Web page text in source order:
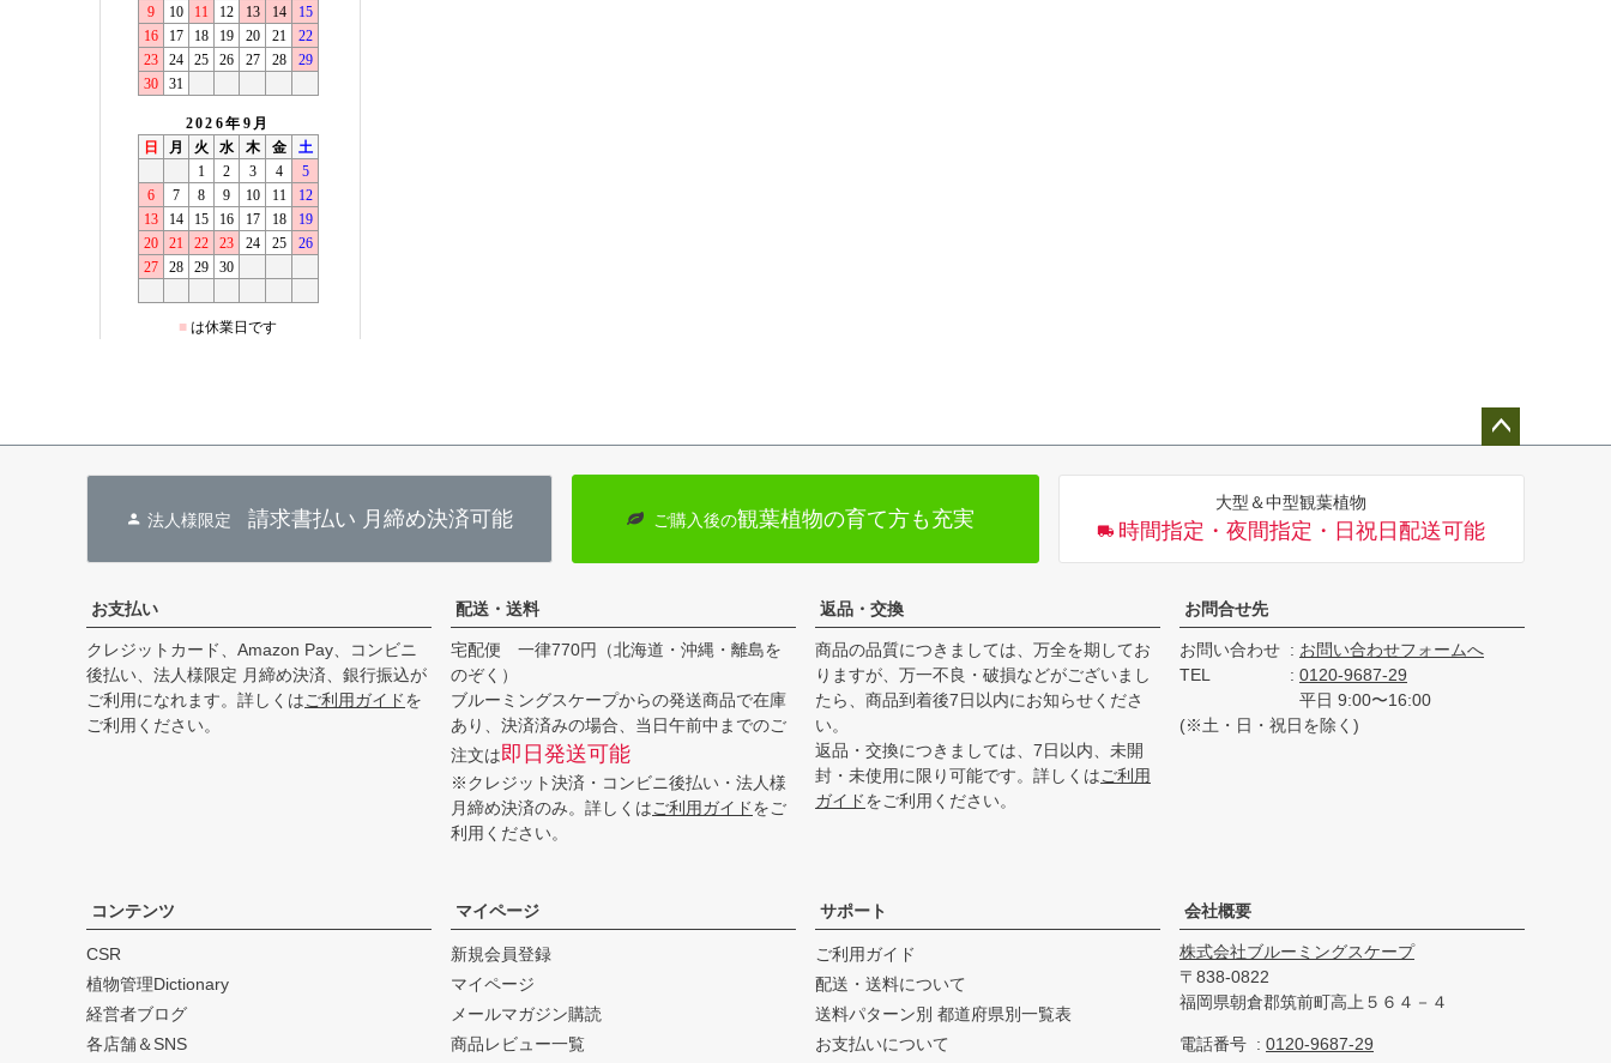
へ
法人様限定請求書払い 月締め決済可能 ご購入後の観葉植物の育て方も充実
大型＆中型観葉植物
時間指定・夜間指定・日祝日配送可能
お支払い
クレジットカード、Amazon Pay、コンビニ
後払い、法人様限定 月締め決済、銀行振込が
ご利用になれます。詳しくはご利用ガイドを
ご利用ください。
配送・送料
宅配便 一律770円（北海道・沖縄・離島を
のぞく）
ブルーミングスケープからの発送商品で在庫
あり、決済済みの場合、当日午前中までのご
注文は即日発送可能
※クレジット決済・コンビニ後払い・法人様
月締め決済のみ。詳しくはご利用ガイドをご
利用ください。
返品・交換
商品の品質につきましては、万全を期してお
りますが、万一不良・破損などがございまし
たら、商品到着後7日以内にお知らせくださ
い。
返品・交換につきましては、7日以内、未開
封・未使用に限り可能です。詳しくはご利用
ガイドをご利用ください。
お問合せ先
お問い合わせ
お問い合わせフォームへ
TEL
0120-9687-29
平日 9:00〜16:00
(※土・日・祝日を除く)
コンテンツ
CSR
植物管理Dictionary
経営者ブログ
各店舗＆SNS
マイページ
新規会員登録
マイページ
メールマガジン購読
商品レビュー一覧
サポート
ご利用ガイド
配送・送料について
送料パターン別 都道府県別一覧表
お支払いについて
会社概要
株式会社ブルーミングスケープ
838-0822
福岡県朝倉郡筑前町高上５６４－４
電話番号
0120-9687-29